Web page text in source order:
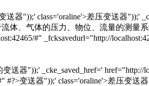
器"));' class='oraline'>差压变送器"));'
体、气体的压力、物位、流量的测量
#" _fcksavedurl="http://
"));' _cke_saved_href=' href="http://
#" #?>变送器"));' class='oraline'>差